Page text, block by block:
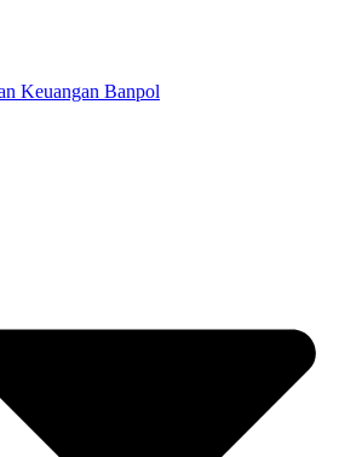
Keuangan Banpol